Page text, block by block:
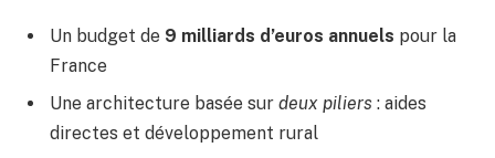
Un budget de 9 milliards d’euros annuels pour la
France
Une architecture basée sur deux piliers : aides
directes et développement rural